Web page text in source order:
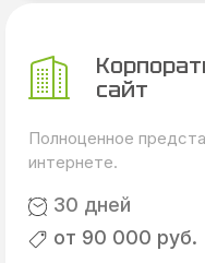
сайт
Полноценное
интернете.
30 дней
от 90 000 руб.